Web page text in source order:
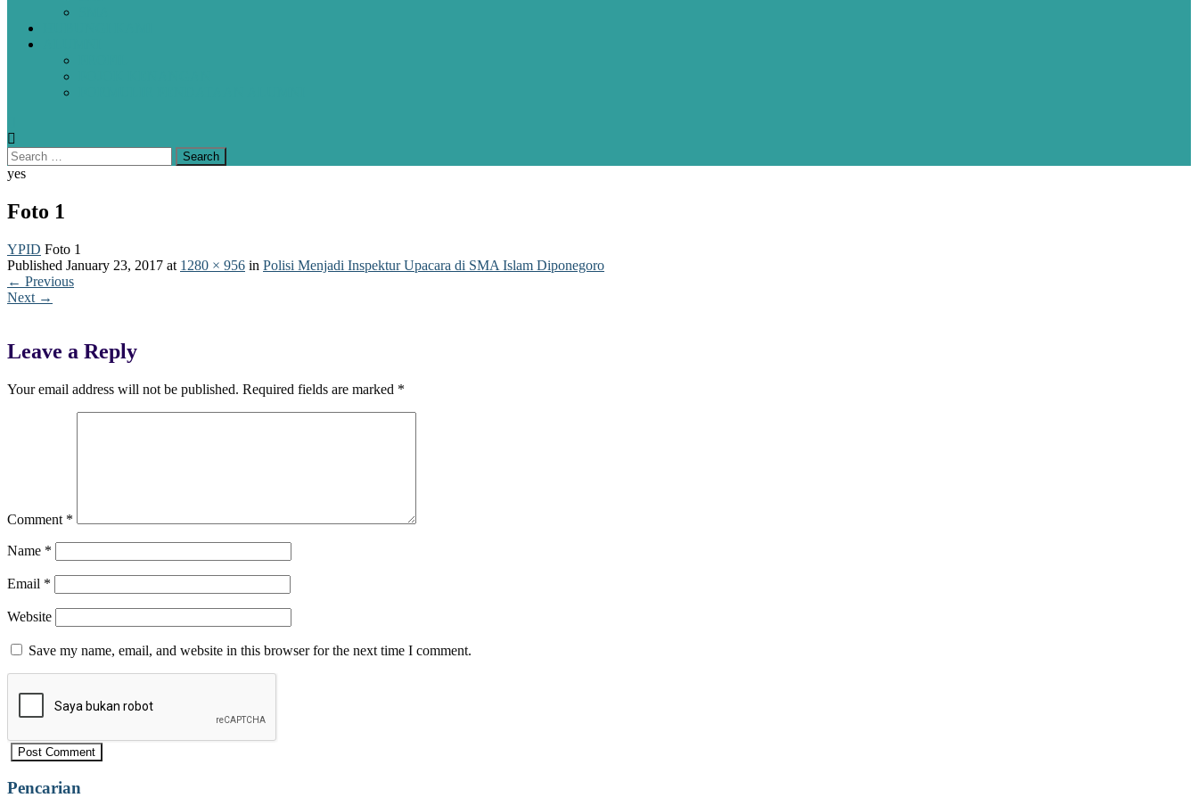
yes
Foto 1
YPID Foto 1
Published January 23, 2017 at 1280 × 956 in Polisi Menjadi Inspektur Upacara di SMA Islam Diponegoro
← Previous
Next →
Leave a Reply
Your email address will not be published. Required fields are marked *
Comment *
Name *
Email *
Website
Save my name, email, and website in this browser for the next time I comment.
Pencarian